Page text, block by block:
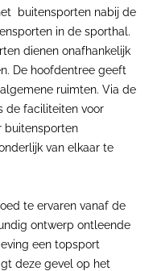
buitensporten nabij de
in de sporthal.
dienen onafhankelijk
De hoofdentree geeft
ruimten. Via de
de faciliteiten voor
buitensporten
van elkaar te
te ervaren vanaf de
ontwerp ontleende
een topsport
deze gevel op het